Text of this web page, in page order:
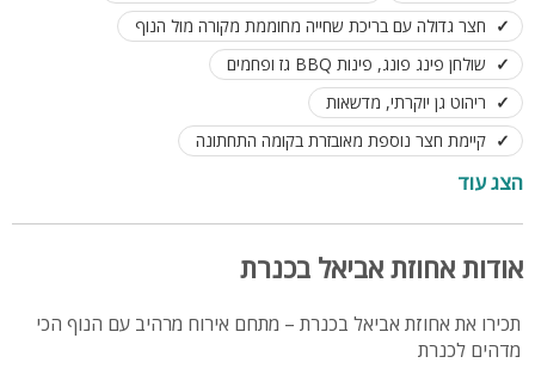
חצר גדולה עם בריכת שחייה מחוממת מקורה מול הנוף
שולחן פינג פונג, פינות BBQ גז ופחמים
ריהוט גן יוקרתי, מדשאות
קיימת חצר נוספת מאובזרת בקומה התחתונה
לינה עד- 20 אורחיםהצג עוד
אודות אחוזת אביאל בכנרת
תכירו את אחוזת אביאל בכנרת – מתחם אירוח מרהיב עם הנוף הכי
מדהים לכנרת